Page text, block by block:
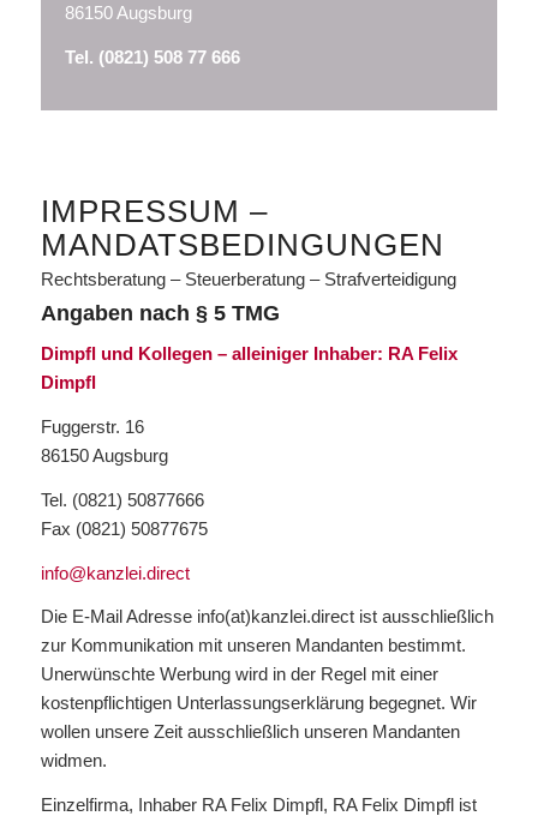
86150 Augsburg
Tel. (0821) 508 77 666
IMPRESSUM –
MANDATSBEDINGUNGEN
Rechtsberatung – Steuerberatung – Strafverteidigung
Angaben nach § 5 TMG
Dimpfl und Kollegen – alleiniger Inhaber: RA Felix
Dimpfl
Fuggerstr. 16
86150 Augsburg
Tel. (0821) 50877666
Fax (0821) 50877675
info@kanzlei.direct
Die E-Mail Adresse info(at)kanzlei.direct ist ausschließlich
zur Kommunikation mit unseren Mandanten bestimmt.
Unerwünschte Werbung wird in der Regel mit einer
kostenpflichtigen Unterlassungserklärung begegnet. Wir
wollen unsere Zeit ausschließlich unseren Mandanten
widmen.
Einzelfirma, Inhaber RA Felix Dimpfl, RA Felix Dimpfl ist